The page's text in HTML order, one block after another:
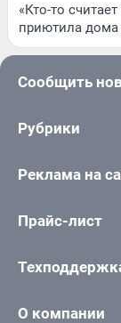
«Кто-то
приютила
Сообщить
Рубрики
Реклама на
Прайс-лист
О компании